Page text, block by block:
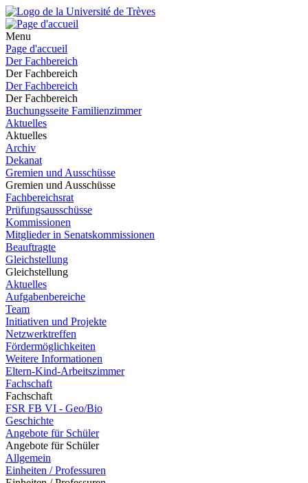
Menu
Page d'accueil
Der Fachbereich
Der Fachbereich
Der Fachbereich
Der Fachbereich
Buchungsseite Familienzimmer
Aktuelles
Aktuelles
Archiv
Dekanat
Gremien und Ausschüsse
Gremien und Ausschüsse
Fachbereichsrat
Prüfungsausschüsse
Kommissionen
Mitglieder in Senatskommissionen
Beauftragte
Gleichstellung
Gleichstellung
Aktuelles
Aufgabenbereiche
Team
Initiativen und Projekte
Netzwerktreffen
Fördermöglichkeiten
Weitere Informationen
Eltern-Kind-Arbeitszimmer
Fachschaft
Fachschaft
FSR FB VI - Geo/Bio
Geschichte
Angebote für Schüler
Angebote für Schüler
Allgemein
Einheiten / Professuren